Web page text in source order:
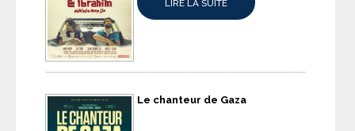
LIRE LA SUITE
Le chanteur de Gaza